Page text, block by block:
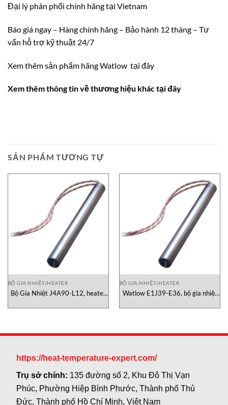
Đại lý phân phối chính hãng tại Vietnam
Báo giá ngay – Hàng chính hãng – Bảo hành 12 tháng – Tư
vấn hỗ trợ kỹ thuật 24/7
Xem thêm sản phẩm hãng Watlow tại đây
Xem thêm thông tin về thương hiệu khác tại đây
SẢN PHẨM TƯƠNG TỰ
BỘ GIA NHIỆT/HEATER
Bộ Gia Nhiệt J4A90-L12, heater
BỘ GIA NHIỆT/HEATER
Watlow E1J39-E36, bộ gia nhiệt
https://heat-temperature-expert.com/
Trụ sở chính: 135 đường số 2, Khu Đô Thị Vạn
Phúc, Phường Hiệp Bình Phước, Thành phố Thủ
Đức, Thành phố Hồ Chí Minh, Việt Nam